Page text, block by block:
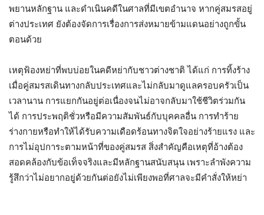
พยานหลักฐาน และดำเนินคดีในศาลที่มีเขตอำนาจ หากคู่สมรสอยู่
ต่างประเทศ ยังต้องจัดการเรื่องการส่งหมายข้ามแดนอย่างถูกขั้น
ตอนด้วย
เหตุฟ้องหย่าที่พบบ่อยในคดีหย่ากับชาวต่างชาติ ได้แก่ การทิ้งร้าง
เมื่อคู่สมรสเดินทางกลับประเทศและไม่กลับมาดูแลครอบครัวเป็น
เวลานาน การแยกกันอยู่ต่อเนื่องจนไม่อาจกลับมาใช้ชีวิตร่วมกัน
ได้ การประพฤติชั่วหรือมีความสัมพันธ์กับบุคคลอื่น การทำร้าย
ร่างกายหรือทำให้ได้รับความเดือดร้อนทางจิตใจอย่างร้ายแรง และ
การไม่อุปการะตามหน้าที่ของคู่สมรส สิ่งสำคัญคือเหตุที่อ้างต้อง
สอดคล้องกับข้อเท็จจริงและมีหลักฐานสนับสนุน เพราะลำพังความ
รู้สึกว่าไม่อยากอยู่ด้วยกันต่อยังไม่เพียงพอที่ศาลจะมีคำสั่งให้หย่า